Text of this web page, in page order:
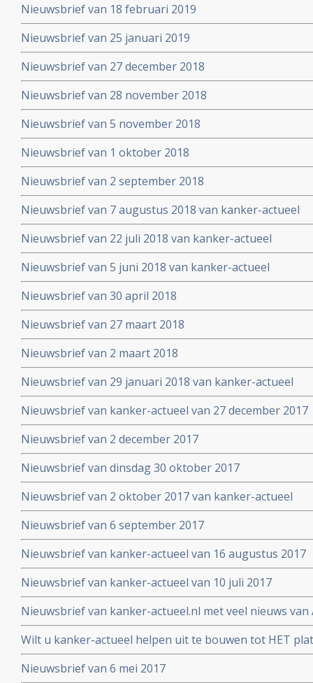
Nieuwsbrief van 18 februari 2019
Nieuwsbrief van 25 januari 2019
Nieuwsbrief van 27 december 2018
Nieuwsbrief van 28 november 2018
Nieuwsbrief van 5 november 2018
Nieuwsbrief van 1 oktober 2018
Nieuwsbrief van 2 september 2018
Nieuwsbrief van 7 augustus 2018 van kanker-actueel
Nieuwsbrief van 22 juli 2018 van kanker-actueel
Nieuwsbrief van 5 juni 2018 van kanker-actueel
Nieuwsbrief van 30 april 2018
Nieuwsbrief van 27 maart 2018
Nieuwsbrief van 2 maart 2018
Nieuwsbrief van 29 januari 2018 van kanker-actueel
Nieuwsbrief van kanker-actueel van 27 december 2017
Nieuwsbrief van 2 december 2017
Nieuwsbrief van dinsdag 30 oktober 2017
Nieuwsbrief van 2 oktober 2017 van kanker-actueel
Nieuwsbrief van 6 september 2017
Nieuwsbrief van kanker-actueel van 16 augustus 2017
Nieuwsbrief van kanker-actueel van 10 juli 2017
Nieuwsbrief van kanker-actueel.nl met veel nieuws van
2017
Wilt u kanker-actueel helpen uit te bouwen tot HET
hun naasten?
Nieuwsbrief van 6 mei 2017